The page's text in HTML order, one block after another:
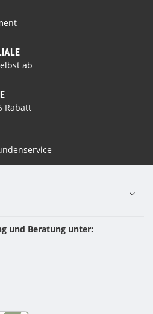
ab
Rabatt
und Beratung unter: